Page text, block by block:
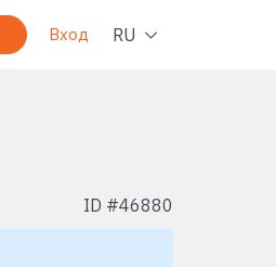
Вход RU
ID #46880